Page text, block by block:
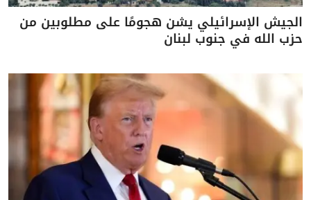
الجيش الإسرائيلي يشن هجومًا على مطلوبين من
حزب الله في جنوب لبنان